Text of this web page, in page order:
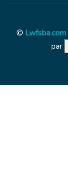
© Lwfsba.com
par